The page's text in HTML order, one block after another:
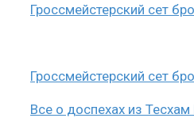
Гроссмейстерский сет
Гроссмейстерский сет
Все о доспехах из